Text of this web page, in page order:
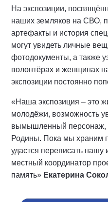
На экспозиции,
наших земляков на СВО,
артефакты и история
могут увидеть личные
фотодокументы, а также
волонтёрах и женщинах
экспозиции постоянно
«Наша экспозиция – это
молодёжи, возможность
вымышленный персонаж,
Родины. Пока мы храним
удастся переписать нашу
местный координатор
память» Екатерина